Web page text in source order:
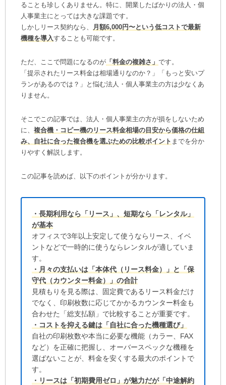
ることも珍しくありません。特に、開業したばかりの法人・個
人事業主にとっては大きな課題です。
しかしリース契約なら、
月額6,000円〜という低コストで最新
機種を導入することも可能です。
ただ、ここで問題になるのが 「料金の複雑さ」 です。
「提示されたリース料金は相場通りなのか？」「もっと安いプ
ランがあるのでは？」と悩む法人・個人事業主の方は少なくあ
りません。
そこでこの記事では、法人・個人事業主の方が損をしないため
に、 複合機・コピー機のリース料金相場の目安から価格の仕組
み、自社に合った複合機を選ぶための比較ポイント までを分か
りやすく解説します。
この記事を読めば、以下のポイントが分かります。
・長期利用なら「リース」、短期なら「レンタル」
が基本
オフィスで3年以上安定して使うならリース、イベ
ントなどで一時的に使うならレンタルが適していま
す。
・月々の支払いは「本体代（リース料金）」と「保
守代（カウンター料金）」の合計
見積もりを見る際は、固定費であるリース料金だけ
でなく、印刷枚数に応じてかかるカウンター料金も
合わせた「総支払額」で比較することが重要です。
・コストを抑える鍵は「自社に合った機種選び」
自社の印刷枚数や本当に必要な機能（カラー、FAX
など）を正確に把握し、オーバースペックな機種を
選ばないことが、料金を安くする最大のポイントで
す。
・リースは「初期費用ゼロ」が魅力だが「中途解約